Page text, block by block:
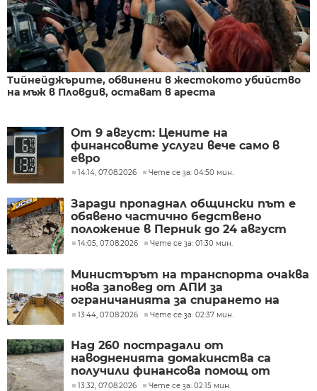
Тийнейджърите, обвинени в жестокото убийство
на мъж в Пловдив, остават в ареста
От 9 август: Цените на
финансовите услуги вече само в
евро
14:14, 07.08.2026 Чете се за: 04:50 мин.
Заради пропаднал общински път е
обявено частично бедствено
положение в Перник до 24 август
14:05, 07.08.2026 Чете се за: 01:30 мин.
Министърът на транспорта очаква
нова заповед от АПИ за
ограничанията за спирането на
тежкотоварния трафик
13:44, 07.08.2026 Чете се за: 02:37 мин.
Над 260 пострадали от
наводненията домакинства са
получили финансова помощ от
социалното министерство
13:32, 07.08.2026 Чете се за: 02:15 мин.